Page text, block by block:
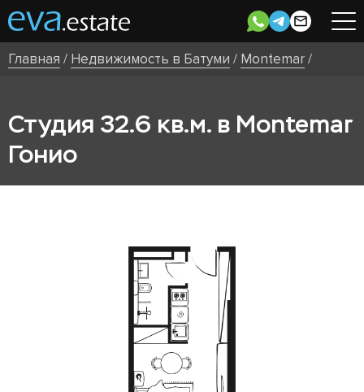
Главная / Недвижимость в Батуми / Montemar/
Студия 32.6 кв.м. в Montemar
Гонио